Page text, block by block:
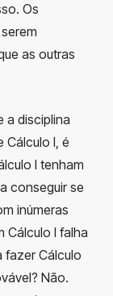
Os
as outras
a disciplina
Cálculo I, é
I tenham
conseguir se
inúmeras
Cálculo I falha
fazer Cálculo
Não.